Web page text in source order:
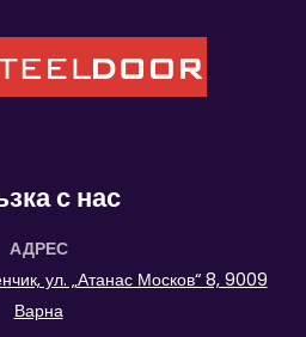
с нас
АДРЕС
ул. „Атанас Москов“ 8, 9009
Варна